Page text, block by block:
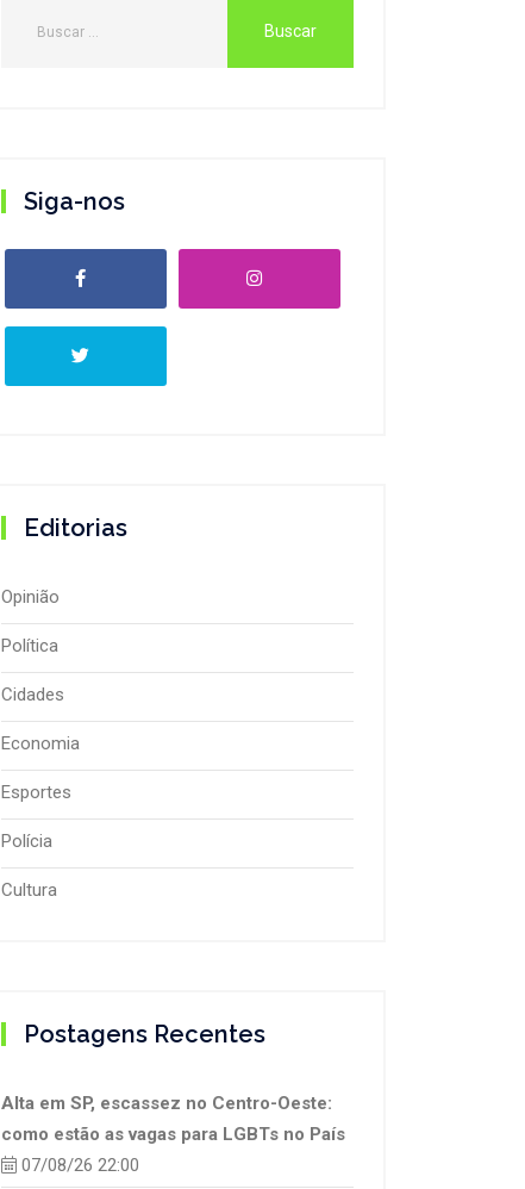
Siga-nos
Editorias
Opinião
Política
Cidades
Economia
Esportes
Polícia
Cultura
Postagens Recentes
Alta em SP, escassez no Centro-Oeste:
como estão as vagas para LGBTs no País
07/08/26 22:00